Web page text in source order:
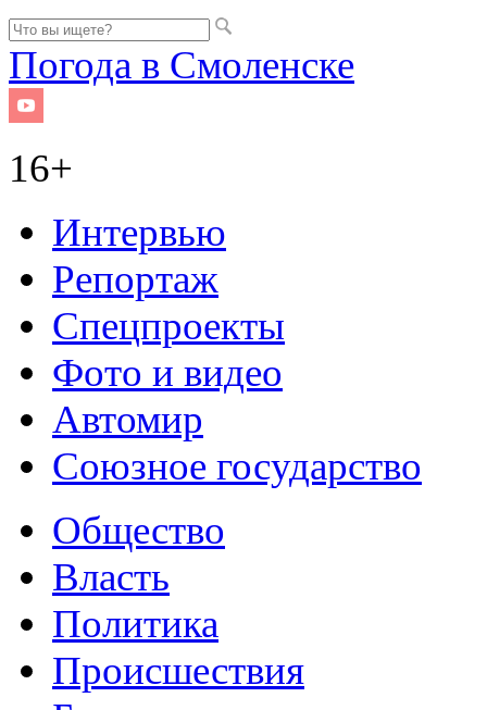
Погода в Смоленске
16+
Интервью
Репортаж
Спецпроекты
Фото и видео
Автомир
Союзное государство
Общество
Власть
Политика
Происшествия